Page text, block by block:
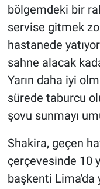
bölgemdeki bir
servise gitmek
hastanede
sahne alacak
Yarın daha iyi
sürede taburcu
şovu sunmayı
Shakira, geçen
çerçevesinde 10
başkenti Lima'da
Günün
Haber
İlan
Kimdir
Koronavirüs
Kültür Sanat